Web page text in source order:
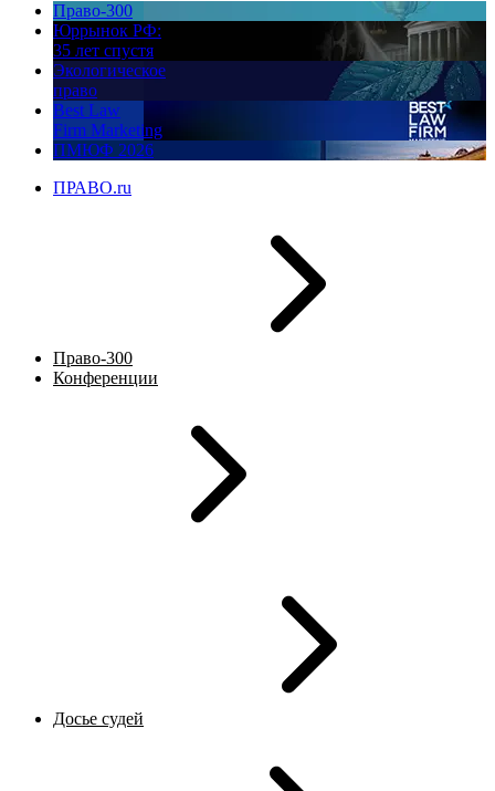
Право-300
Юррынок РФ:
35 лет спустя
Экологическое
право
Best Law
Firm Marketing
ПМЮФ 2026
ПРАВО.ru
Право-300
Конференции
Досье судей